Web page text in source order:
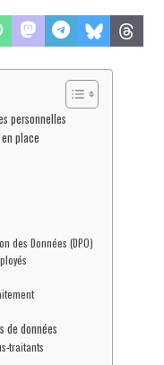
personnelles
place
des Données (DPO)
de données
traitants